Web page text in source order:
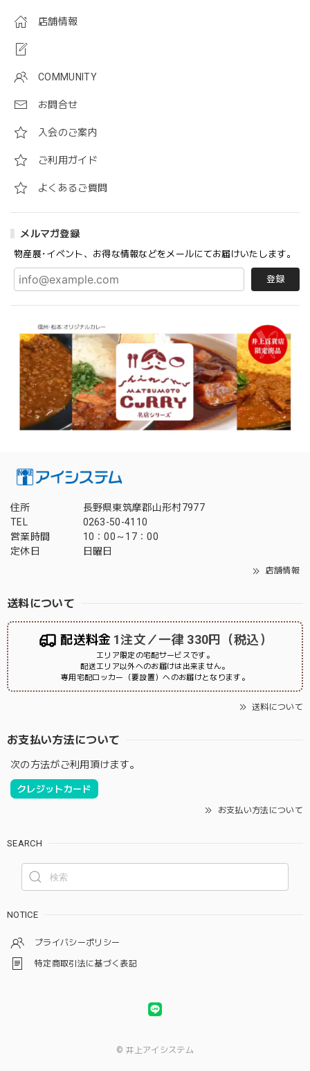
店舗情報
COMMUNITY
お問合せ
入会のご案内
ご利用ガイド
よくあるご質問
メルマガ登録
物産展･イベント、お得な情報などをメールにてお届けいたします。
登録
住所
長野県東筑摩郡山形村7977
TEL
0263-50-4110
営業時間
10：00～17：00
定休日
日曜日
店舗情報
送料について
配送料金 1注文／一律 330円（税込）
エリア限定の宅配サービスです。
配送エリア以外へのお届けは出来ません。
専用宅配ロッカー（要設置）へのお届けとなります。
送料について
お支払い方法について
次の方法がご利用頂けます。
クレジットカード
お支払い方法について
SEARCH
NOTICE
プライバシーポリシー
特定商取引法に基づく表記
© 井上アイシステム